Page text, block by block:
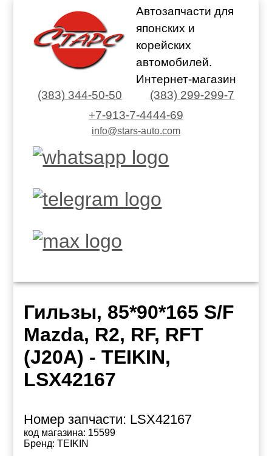
Автозапчасти для
японских и
корейских
автомобилей.
Интернет-магазин
(383) 344-50-50
(383) 299-299-7
+7-913-7-4444-69
info@stars-auto.com
Гильзы, 85*90*165 S/F
Mazda, R2, RF, RFT
(J20A) - TEIKIN,
LSX42167
Номер запчасти: LSX42167
код магазина: 15599
Бренд: TEIKIN